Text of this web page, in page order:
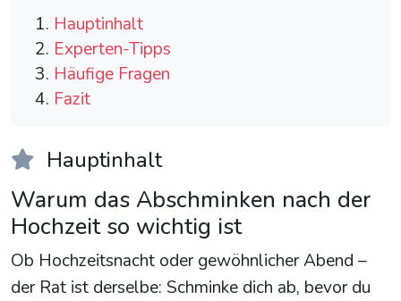
Hauptinhalt
Experten-Tipps
Häufige Fragen
Fazit
Hauptinhalt
Warum das Abschminken nach der
Hochzeit so wichtig ist
Ob Hochzeitsnacht oder gewöhnlicher Abend –
der Rat ist derselbe: Schminke dich ab, bevor du